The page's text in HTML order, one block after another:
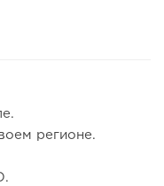
регионе.